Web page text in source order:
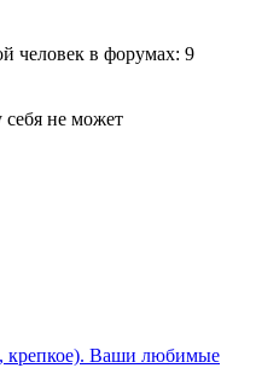
не может
крепкое). Ваши любимые